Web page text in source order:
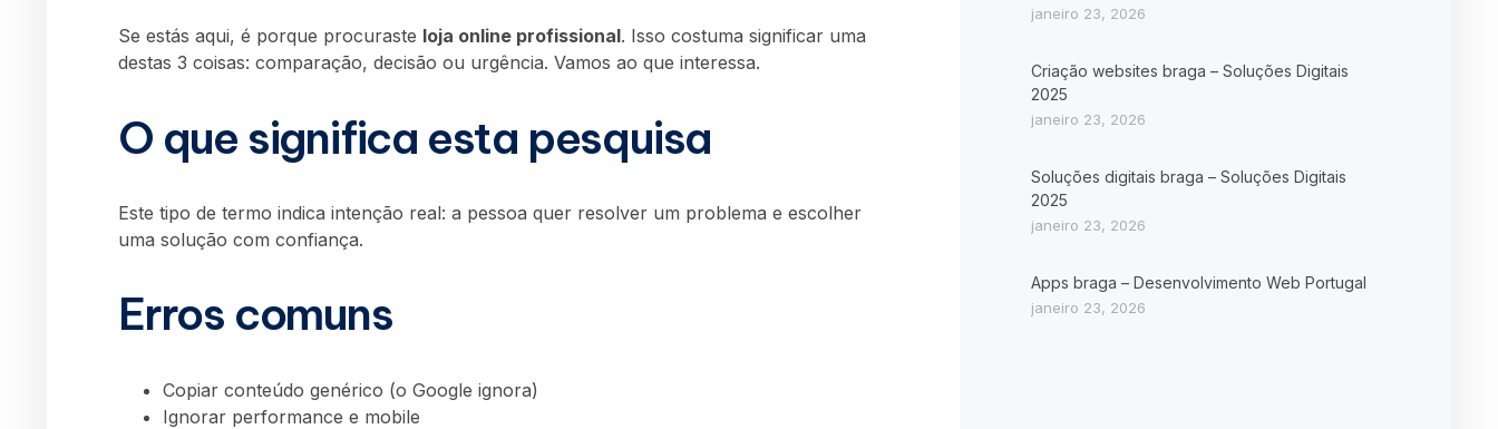
Se estás aqui, é porque procuraste loja online profissional. Isso costuma significar uma
destas 3 coisas: comparação, decisão ou urgência. Vamos ao que interessa.
O que significa esta pesquisa
Este tipo de termo indica intenção real: a pessoa quer resolver um problema e escolher
uma solução com confiança.
Erros comuns
Copiar conteúdo genérico (o Google ignora)
Ignorar performance e mobile
janeiro 23, 2026
Criação websites braga – Soluções Digitais
2025
janeiro 23, 2026
Soluções digitais braga – Soluções Digitais
2025
janeiro 23, 2026
Apps braga – Desenvolvimento Web Portugal
janeiro 23, 2026